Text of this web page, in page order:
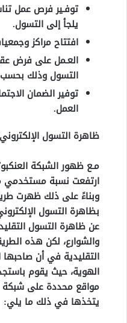
توفـير فرص عمل
يلجأ إلى التسول.
افتتاح مراكز
العـمل على فرض
التسول وذلك
توفير الضمان
العمل.
ظاهرة التسول
مـع ظهور الشبكة
ارتفعت نسبة مستخدمي
وبناءً على ذلك ظهرت
بظاهرة التسول
عن ظاهرة التسول
والشوارع، لكن هذه
التقليدية في أن
الهوية، حيث يقوم
مواقع محددة على شبكة
يتخذها في ذلك ما يلي: